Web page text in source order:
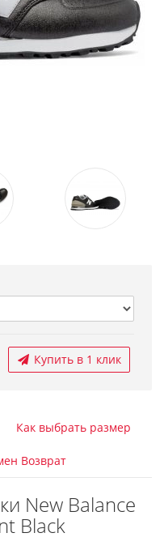
Купить в 1 клик
Как выбрать размер
Возврат
New Balance
Black